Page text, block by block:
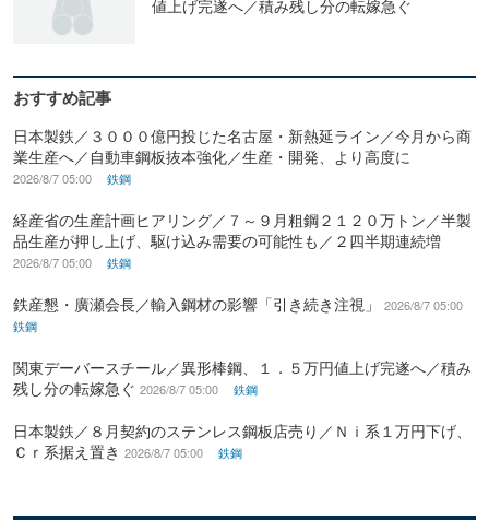
値上げ完遂へ／積み残し分の転嫁急ぐ
おすすめ記事
日本製鉄／３０００億円投じた名古屋・新熱延ライン／今月から商
業生産へ／自動車鋼板抜本強化／生産・開発、より高度に
2026/8/7 05:00 鉄鋼
経産省の生産計画ヒアリング／７～９月粗鋼２１２０万トン／半製
品生産が押し上げ、駆け込み需要の可能性も／２四半期連続増
2026/8/7 05:00 鉄鋼
鉄産懇・廣瀬会長／輸入鋼材の影響「引き続き注視」
2026/8/7 05:00
鉄鋼
関東デーバースチール／異形棒鋼、１．５万円値上げ完遂へ／積み
残し分の転嫁急ぐ 2026/8/7 05:00 鉄鋼
日本製鉄／８月契約のステンレス鋼板店売り／Ｎｉ系１万円下げ、
Ｃｒ系据え置き 2026/8/7 05:00 鉄鋼